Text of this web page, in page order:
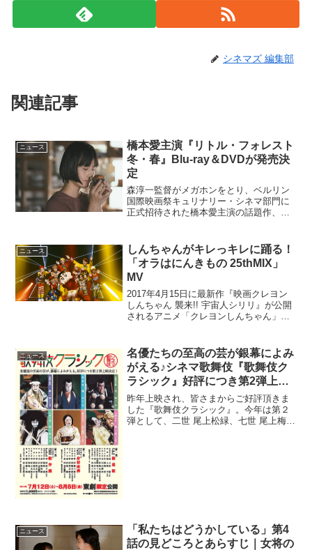
シネマズ 編集部
関連記事
ニュース
橋本愛主演『リトル・フォレスト
冬・春』Blu-ray＆DVDが発売決
定
森淳一監督がメガホンをとり、ベルリン
国際映画祭キュリナリー・シネマ部門に
正式招待された橋本愛主演の話題作、映
定した。本作は、前篇である『夏・秋』
に続き...
ニュース
しんちゃんがキレっキレに踊る！
「オラはにんきもの 25thMIX」
MV
2017年4月15日に最新作『映画クレヨン
しんちゃん 襲来!! 宇宙人シリリ』が公開
されるアニメ「クレヨンしんちゃん」。
もの 25thMIX」が公開された。編曲：ヒ
ャ...
ニュース
名優たちの至高の芸が銀幕によみ
がえる♪シネマ歌舞伎『歌舞伎ク
ラシック』好評につき第2弾上映
決定！
昨年上映され、皆さまからご好評頂きま
した『歌舞伎クラシック』。今年は第２
弾として、二世 尾上松緑、七世 尾上梅
ニュース
「私たちはどうかしている」第4
話の見どころとあらすじ｜女将の